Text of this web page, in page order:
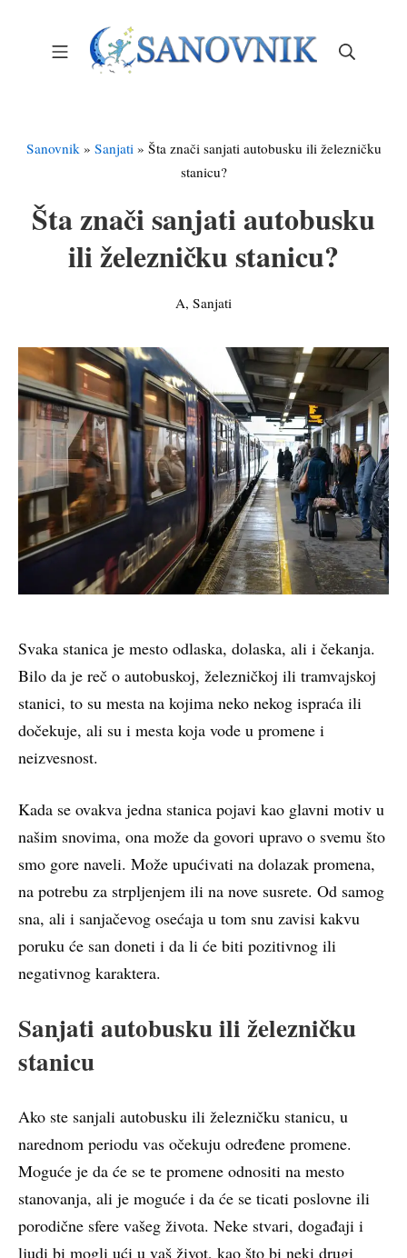
Mobile Menu
Sanovnik» Sanjati» Šta znači sanjati autobusku ili železničku
stanicu?
Šta znači sanjati autobusku
ili železničku stanicu?
A, Sanjati
Svaka stanica je mesto odlaska, dolaska, ali i čekanja.
Bilo da je reč o autobuskoj, železničkoj ili tramvajskoj
stanici, to su mesta na kojima neko nekog ispraća ili
dočekuje, ali su i mesta koja vode u promene i
neizvesnost.
Kada se ovakva jedna stanica pojavi kao glavni motiv u
našim snovima, ona može da govori upravo o svemu što
smo gore naveli. Može upućivati na dolazak promena,
na potrebu za strpljenjem ili na nove susrete. Od samog
sna, ali i sanjačevog osećaja u tom snu zavisi kakvu
poruku će san doneti i da li će biti pozitivnog ili
negativnog karaktera.
Sanjati autobusku ili železničku
stanicu
Ako ste sanjali autobusku ili železničku stanicu, u
narednom periodu vas očekuju određene promene.
Moguće je da će se te promene odnositi na mesto
stanovanja, ali je moguće i da će se ticati poslovne ili
porodične sfere vašeg života. Neke stvari, događaji i
ljudi bi mogli ući u vaš život, kao što bi neki drugi